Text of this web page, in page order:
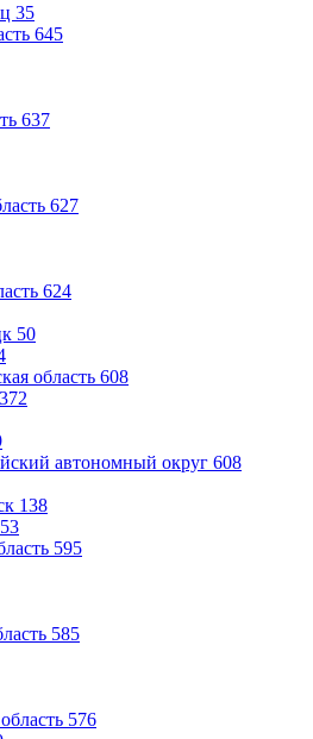
35
645
637
627
624
50
область 608
372
автономный округ 608
138
53
595
585
576